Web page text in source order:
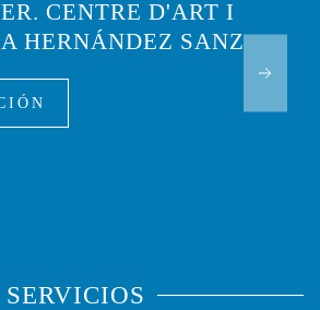
CENTRE D'ART I
HERNÁNDEZ SANZ
SERVICIOS